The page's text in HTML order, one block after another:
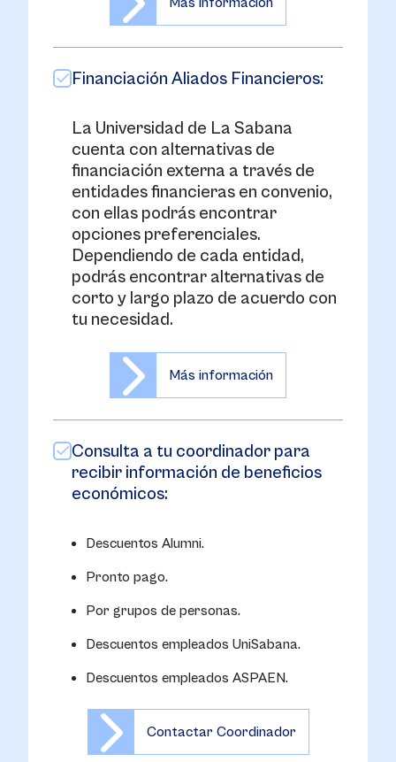
Financiación Aliados Financieros:
La Universidad de La Sabana
cuenta con alternativas de
financiación externa a través de
entidades financieras en convenio,
con ellas podrás encontrar
opciones preferenciales.
Dependiendo de cada entidad,
podrás encontrar alternativas de
corto y largo plazo de acuerdo con
tu necesidad.
Más información
Consulta a tu coordinador para
recibir información de beneficios
económicos:
Descuentos Alumni.
Pronto pago.
Por grupos de personas.
Descuentos empleados UniSabana.
Descuentos empleados ASPAEN.
Contactar Coordinador